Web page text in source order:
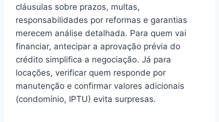
cláusulas sobre prazos, multas,
responsabilidades por reformas e garantias
merecem análise detalhada. Para quem vai
financiar, antecipar a aprovação prévia do
crédito simplifica a negociação. Já para
locações, verificar quem responde por
manutenção e confirmar valores adicionais
(condomínio, IPTU) evita surpresas.